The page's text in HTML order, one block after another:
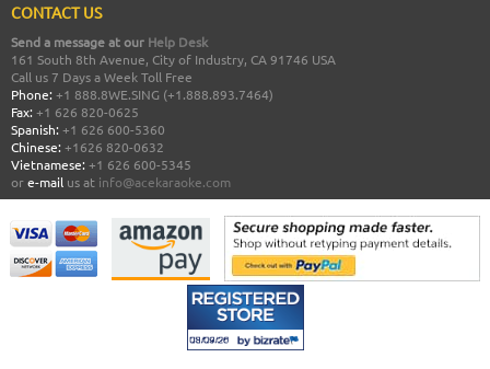
CONTACT US
Send a message at our Help Desk
161 South 8th Avenue, City of Industry, CA 91746 USA
Call us 7 Days a Week Toll Free
Phone: +1 888.8WE.SING (+1.888.893.7464)
Fax: +1 626 820-0625
Spanish: +1 626 600-5360
Chinese: +1626 820-0632
Vietnamese: +1 626 600-5345
ore-mail us at info@acekaraoke.com